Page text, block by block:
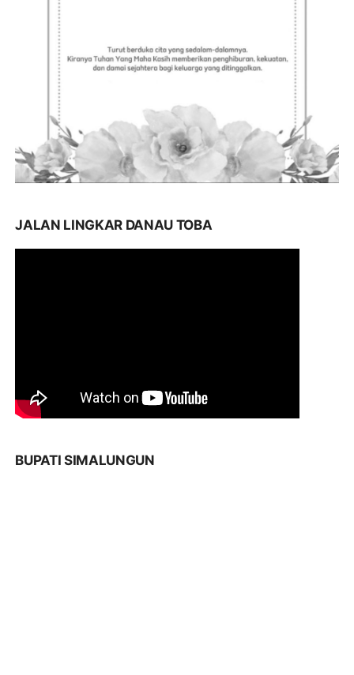
JALAN LINGKAR DANAU TOBA
BUPATI SIMALUNGUN